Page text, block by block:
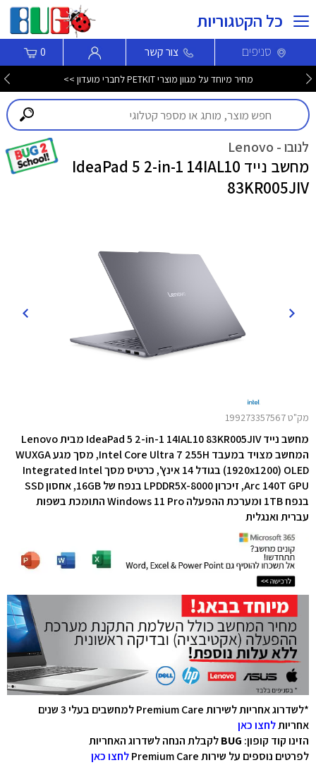
כל הקטגוריות
סניפים צור קשר 0
מחיר מיוחד על מגוון מוצרי PETKIT לחברי מועדון >>
לנובו - Lenovo
מחשב נייד IdeaPad 5 2-in-1 14IAL10
83KR005JIV
מק"ט 199273357567
מחשב נייד IdeaPad 5 2-in-1 14IAL10 83KR005JIV מבית Lenovo
המחשב מצויד במעבד Intel Core Ultra 7 255H, מסך מגע WUXGA
(1920x1200) OLED בגודל 14 אינץ', כרטיס מסך Integrated Intel
Arc 140T GPU,
זיכרון LPDDR5X-8000 בנפח של 16GB, אחסון SSD
בנפח 1TB ו
מערכת ההפעלה Windows 11 Pro התומכת בשפות
עברית ואנגלית
*לשדרוג אחריות לשירות Premium Care למחשבים בעלי 3 שנים
אחריותלחצו כאן
הזינו קוד קופון: BUGלקבלת הנחה לשדרוג האחריות
לפרטים נוספים על שירות Premium Care
לחצו כאן